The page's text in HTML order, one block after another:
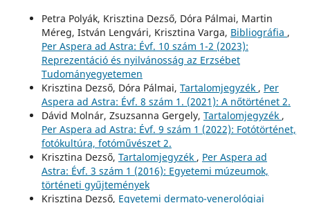
Petra Polyák, Krisztina Dezső, Dóra Pálmai, Martin
Méreg, István Lengvári, Krisztina Varga, Bibliográfia ,
Per Aspera ad Astra: Évf. 10 szám 1-2 (2023):
Reprezentáció és nyilvánosság az Erzsébet
Tudományegyetemen
Krisztina Dezső, Dóra Pálmai, Tartalomjegyzék , Per
Aspera ad Astra: Évf. 8 szám 1. (2021): A nőtörténet 2.
Dávid Molnár, Zsuzsanna Gergely, Tartalomjegyzék ,
Per Aspera ad Astra: Évf. 9 szám 1 (2022): Fotótörténet,
fotókultúra, fotóművészet 2.
Krisztina Dezső, Tartalomjegyzék , Per Aspera ad
Astra: Évf. 3 szám 1 (2016): Egyetemi múzeumok,
történeti gyűjtemények
Krisztina Dezső, Egyetemi dermato-venerológiai